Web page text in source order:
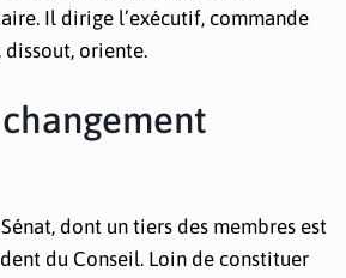
Il dirige l’exécutif, commande
dissout, oriente.
dont un tiers des membres est
du Conseil. Loin de constituer